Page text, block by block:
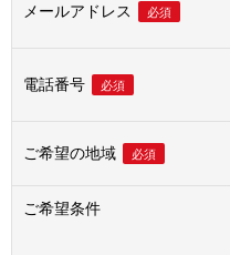
メールアドレス 必須
電話番号 必須
ご希望の地域 必須
ご希望条件